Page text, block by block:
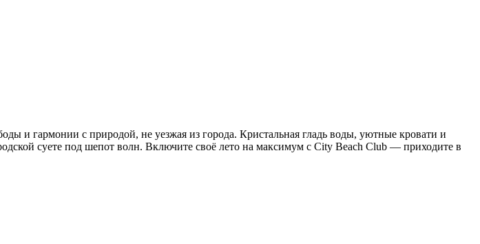
и гармонии с природой, не уезжая из города. Кристальная гладь воды, уютные кровати и
суете под шепот волн. Включите своё лето на максимум с City Beach Club — приходите в